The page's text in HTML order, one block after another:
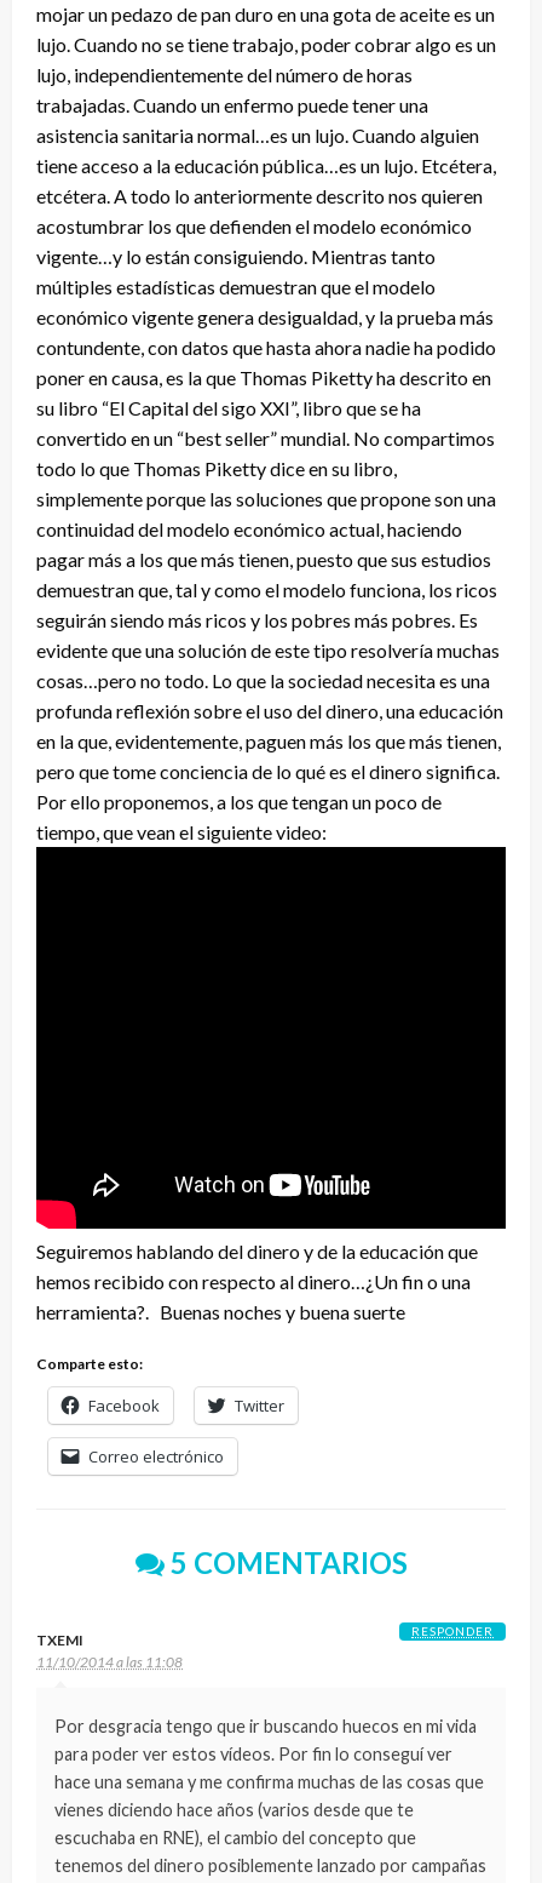
mojar un pedazo de pan duro en una gota de aceite es un
lujo. Cuando no se tiene trabajo, poder cobrar algo es un
lujo, independientemente del número de horas
trabajadas. Cuando un enfermo puede tener una
asistencia sanitaria normal…es un lujo. Cuando alguien
tiene acceso a la educación pública…es un lujo. Etcétera,
etcétera. A todo lo anteriormente descrito nos quieren
acostumbrar los que defienden el modelo económico
vigente…y lo están consiguiendo. Mientras tanto
múltiples estadísticas demuestran que el modelo
económico vigente genera desigualdad, y la prueba más
contundente, con datos que hasta ahora nadie ha podido
poner en causa, es la que Thomas Piketty ha descrito en
su libro “El Capital del sigo XXI”, libro que se ha
convertido en un “best seller” mundial. No compartimos
todo lo que Thomas Piketty dice en su libro,
simplemente porque las soluciones que propone son una
continuidad del modelo económico actual, haciendo
pagar más a los que más tienen, puesto que sus estudios
demuestran que, tal y como el modelo funciona, los ricos
seguirán siendo más ricos y los pobres más pobres. Es
evidente que una solución de este tipo resolvería muchas
cosas…pero no todo. Lo que la sociedad necesita es una
profunda reflexión sobre el uso del dinero, una educación
en la que, evidentemente, paguen más los que más tienen,
pero que tome conciencia de lo qué es el dinero significa.
Por ello proponemos, a los que tengan un poco de
tiempo, que vean el siguiente video:
Seguiremos hablando del dinero y de la educación que
hemos recibido con respecto al dinero…¿Un fin o una
herramienta?. Buenas noches y buena suerte
Comparte esto:
Facebook Twitter
Correo electrónico
5 COMENTARIOS
TXEMI
11/10/2014 a las 11:08
Por desgracia tengo que ir buscando huecos en mi vida
para poder ver estos vídeos. Por fin lo conseguí ver
hace una semana y me confirma muchas de las cosas que
vienes diciendo hace años (varios desde que te
escuchaba en RNE), el cambio del concepto que
tenemos del dinero posiblemente lanzado por campañas
RESPONDER